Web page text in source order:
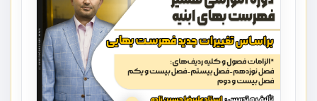
توصیه می کنیم از مطالب این دوره استفاده نمایند.